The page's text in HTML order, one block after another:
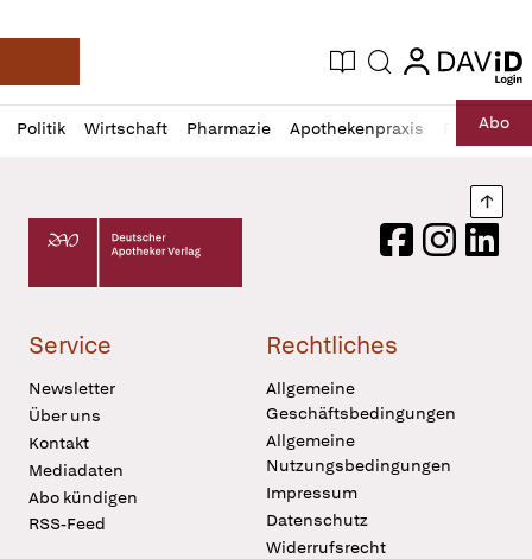
Deutsche Apotheker Zeitung
Aktuelle Ausgabe
Suche login
login
Politik Wirtschaft Pharmazie Apothekenpraxis RechtAbo
Profil
öffnen
Daz
Pur
Deutscher Apotheker Verlag Logo
FacebookInstagram
Service
Newsletter
Über uns
Kontakt
Mediadaten
Abo kündigen
RSS-Feed
Rechtliches
Allgemeine
Geschäftsbedingungen
Allgemeine
Nutzungsbedingungen
Impressum
Datenschutz
Widerrufsrecht